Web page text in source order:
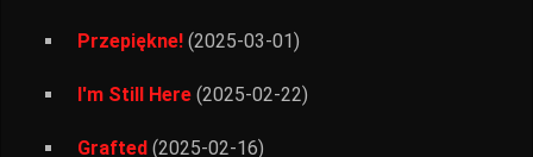
Przepiękne! (2025-03-01)
I'm Still Here (2025-02-22)
Grafted (2025-02-16)